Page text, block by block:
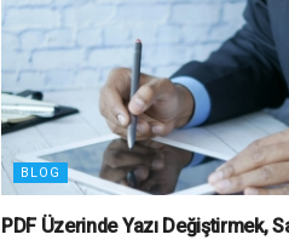
BLOG
PDF Üzerinde Yazı Değiştirmek,